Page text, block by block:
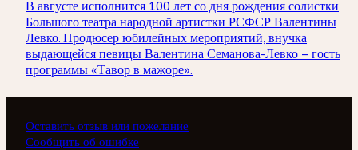
В августе исполнится 100 лет со дня рождения солистки
Большого театра народной артистки РСФСР Валентины
Левко. Продюсер юбилейных мероприятий, внучка
выдающейся певицы Валентина Семанова-Левко – гость
программы «Тавор в мажоре».
Оставить отзыв или пожелание
Сообщить об ошибке